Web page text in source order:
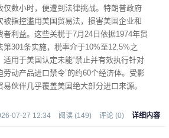
仅数小时，便遭到法律挑战。特朗普政府
被指控滥用美国贸易法，损害美国企业和
者利益。这些关税于7月24日依据1974年贸
第301条实施，税率介于10%至12.5%之
适用于美国认定未能“禁止并有效执行针对
劳动产品进口禁令”的约60个经济体。受影
易伙伴几乎覆盖美国绝大部分进口来源。
07-27 12:34 阅读 (149) 评论 (0) 详细内容